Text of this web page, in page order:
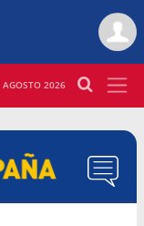
AGOSTO 2026